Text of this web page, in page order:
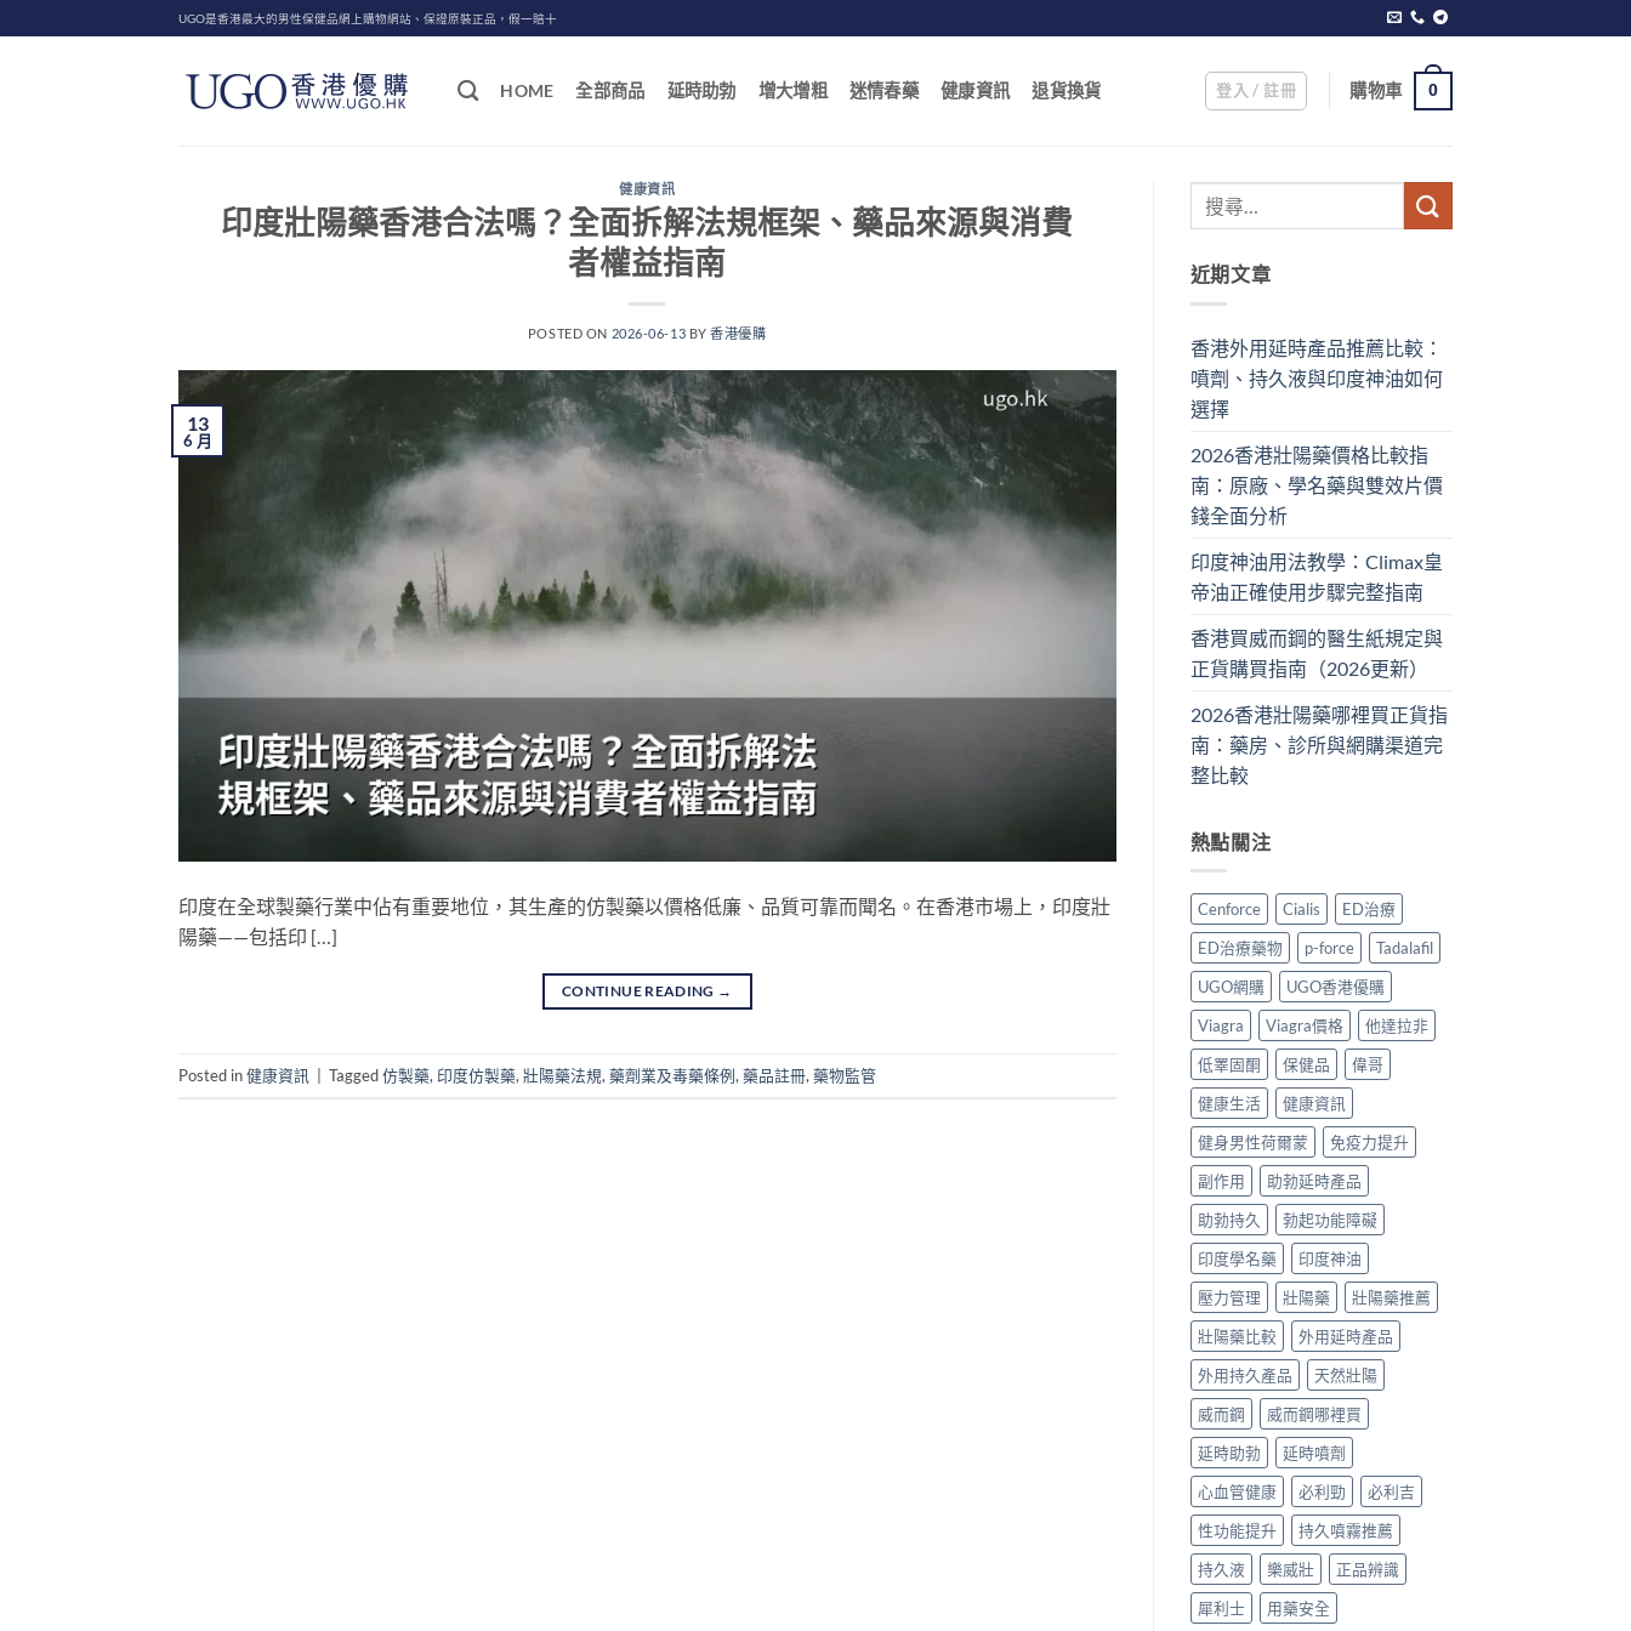
to
UGO是香港最大的男性保健品網上購物網站、保證原裝正品，假一賠十
HOME 全部商品 延時助勃 增大增粗 迷情春藥 健康資訊 退貨換貨 登入 / 註冊 購物車 0
健康資訊
印度壯陽藥香港合法嗎？全面拆解法規框架、藥品來源與消費
者權益指南
POSTED ON 2026-06-13 BY香港優購
13
6 月
印度在全球製藥行業中佔有重要地位，其生產的仿製藥以價格低廉、品質可靠而聞名。在香港市場上，印度壯
陽藥——包括印 […]
CONTINUE READING →
Posted in健康資訊 Tagged仿製藥, 印度仿製藥, 壯陽藥法規, 藥劑業及毒藥條例, 藥品註冊, 藥物監管
近期文章
香港外用延時產品推薦比較：
噴劑、持久液與印度神油如何
選擇
2026香港壯陽藥價格比較指
南：原廠、學名藥與雙效片價
錢全面分析
印度神油用法教學：Climax皇
帝油正確使用步驟完整指南
香港買威而鋼的醫生紙規定與
正貨購買指南（2026更新）
2026香港壯陽藥哪裡買正貨指
南：藥房、診所與網購渠道完
整比較
熱點關注
Cenforce Cialis
ED治療
ED治療藥物
p-force
Tadalafil
UGO網購
UGO香港優購
Viagra
Viagra價格
他達拉非
低睪固酮
保健品
偉哥
健康生活
健康資訊
健身男性荷爾蒙
免疫力提升
副作用
助勃延時產品
助勃持久
勃起功能障礙
印度學名藥
印度神油
壓力管理
壯陽藥
壯陽藥推薦
壯陽藥比較
外用延時產品
外用持久產品
天然壯陽
威而鋼
威而鋼哪裡買
延時助勃
延時噴劑
心血管健康
必利勁
必利吉
性功能提升
持久噴霧推薦
持久液
樂威壯
正品辨識
犀利士
用藥安全